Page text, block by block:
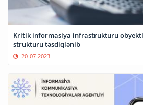
Kritik informasiya infrastrukturu
strukturu təsdiqlənib
20-07-2023